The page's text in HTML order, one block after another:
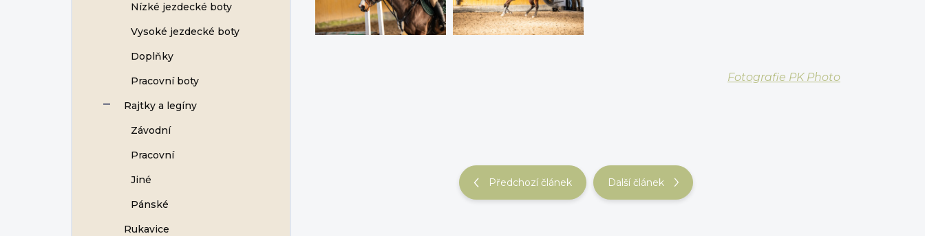
Nízké jezdecké boty
Vysoké jezdecké boty
Doplňky
Pracovní boty
Rajtky a legíny
Závodní
Pracovní
Jiné
Pánské
Rukavice
Fotografie PK Photo
Předchozí článek Další článek